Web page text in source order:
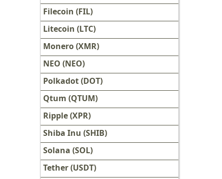
Filecoin (FIL)
Litecoin (LTC)
Monero (XMR)
NEO (NEO)
Polkadot (DOT)
Qtum (QTUM)
Ripple (XPR)
Shiba Inu (SHIB)
Solana (SOL)
Tether (USDT)